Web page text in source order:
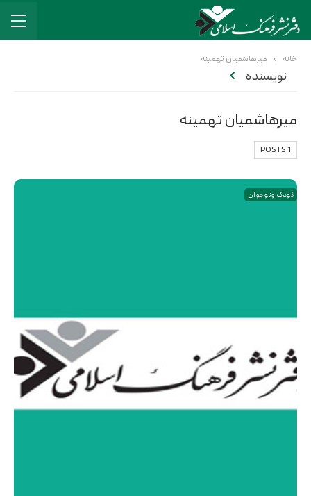
خانه میرهاشمیان تهمینه
نویسنده
میرهاشمیان تهمینه
1 POSTS
کودک و نوجوان